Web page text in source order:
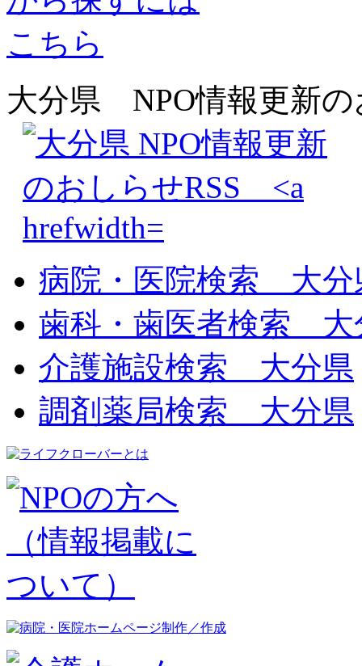
大分県 NPO情報更新
病院・医院検索 大分
歯科・歯医者検索 大
介護施設検索 大分県
調剤薬局検索 大分県